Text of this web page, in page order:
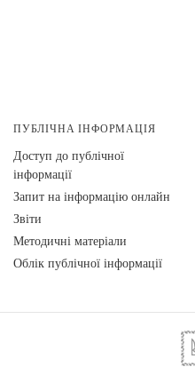
ПУБЛІЧНА ІНФОРМАЦІЯ
Доступ до публічної
інформації
Запит на інформацію онлайн
Звіти
Методичні матеріали
Облік публічної інформації